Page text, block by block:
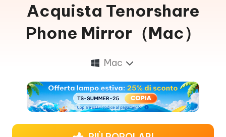
Acquista Tenorshare
Phone Mirror（Mac）
Mac